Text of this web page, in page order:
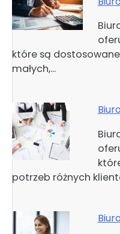
które są
małych,…
potrzeb różnych